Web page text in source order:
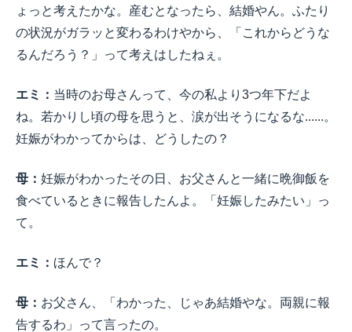
ょっと考えたかな。産むとなったら、結婚やん。ふたり
の状況がガラッと変わるわけやから、「これからどうな
るんだろう？」って考えはしたねぇ。
エミ： 当時のお母さんって、今の私より3つ年下だよ
ね。若かりし頃の母を思うと、涙が出そうになるな......。
妊娠がわかってからは、どうしたの？
母： 妊娠がわかったその日、お父さんと一緒に晩御飯を
食べているときに報告したんよ。「妊娠したみたい」っ
て。
エミ： ほんで？
母： お父さん、「わかった、じゃあ結婚やな。両親に報
告するわ」って言ったの。